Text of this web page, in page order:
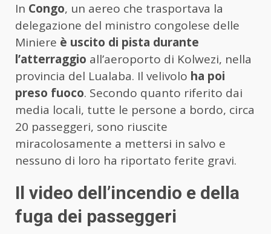
In Congo, un aereo che trasportava la
delegazione del ministro congolese delle
Miniere è uscito di pista durante
l’atterraggio all’aeroporto di Kolwezi, nella
provincia del Lualaba. Il velivolo ha poi
preso fuoco. Secondo quanto riferito dai
media locali, tutte le persone a bordo, circa
20 passeggeri, sono riuscite
miracolosamente a mettersi in salvo e
nessuno di loro ha riportato ferite gravi.
Il video dell’incendio e della
fuga dei passeggeri